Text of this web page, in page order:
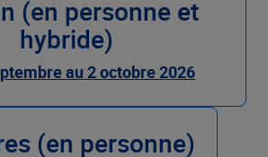
(en personne et
hybride)
au 2 octobre 2026
(en personne)